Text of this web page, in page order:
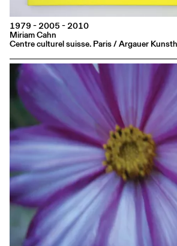
1979 - 2005 - 2010
Miriam Cahn
Centre culturel suisse. Paris / Argauer